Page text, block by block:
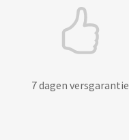
7 dagen versgarantie